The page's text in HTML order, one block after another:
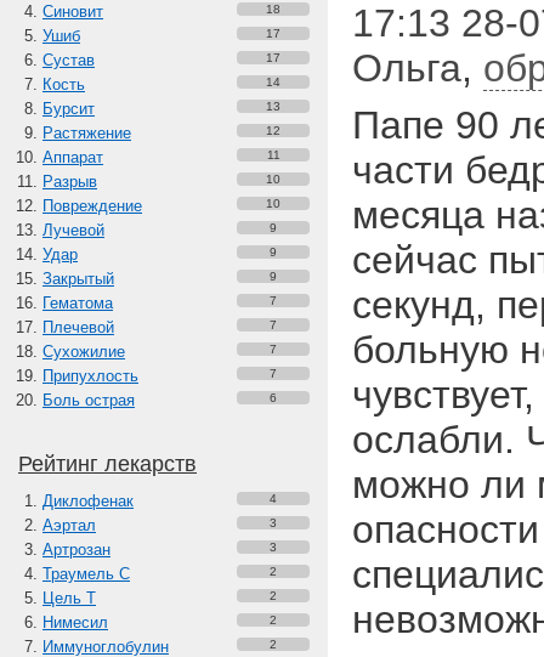
Синовит 18
Ушиб 17
Сустав 17
Кость 14
Бурсит 13
Растяжение 12
Аппарат 11
Разрыв 10
Повреждение 10
Лучевой 9
Удар 9
Закрытый 9
Гематома 7
Плечевой 7
Сухожилие 7
Припухлость 7
Боль острая 6
Рейтинг лекарств
Диклофенак 4
Аэртал 3
Артрозан 3
Траумель С 2
Цель Т 2
Нимесил 2
Иммуноглобулин 2
17:13 28-
Ольга,
Папе 90
части
месяца
сейчас
секунд,
больную
ослабли.
можно ли